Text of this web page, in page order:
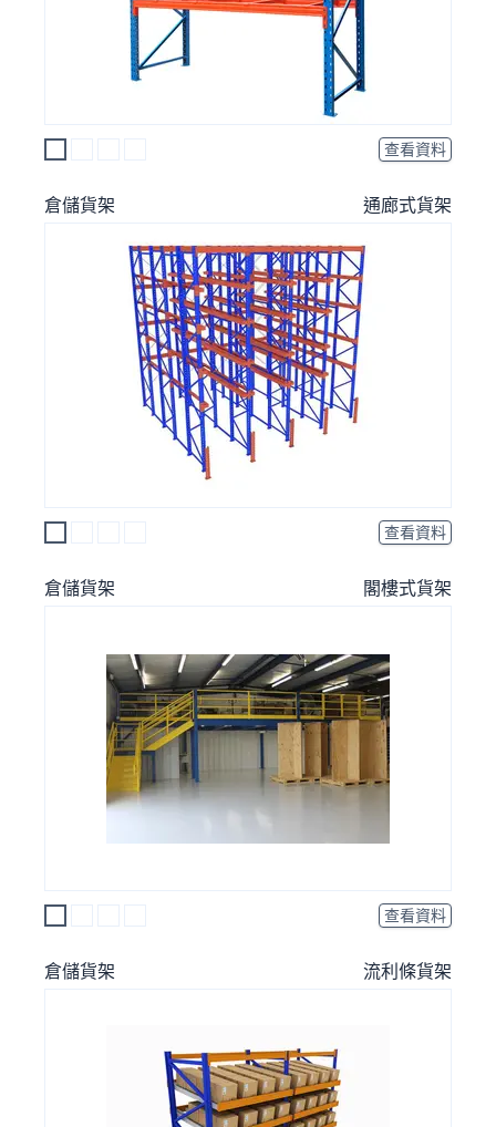
查看資料
倉儲貨架 通廊式貨架
查看資料
倉儲貨架 閣樓式貨架
查看資料
倉儲貨架 流利條貨架